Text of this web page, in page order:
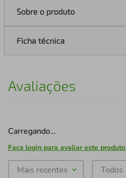
Sobre o produto
Ficha técnica
Avaliações
Carregando…
Faça login para avaliar este produto
Mais recentes Todos